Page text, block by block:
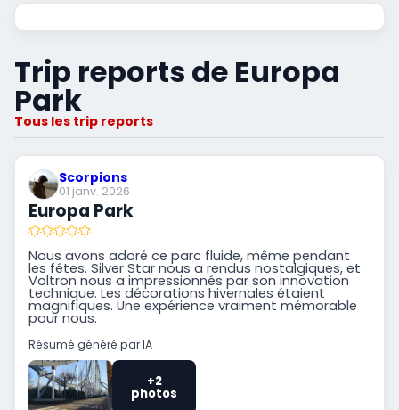
Trip reports de Europa
Park
Tous les trip reports
Scorpions
01 janv. 2026
Europa Park
Nous avons adoré ce parc fluide, même pendant
les fêtes. Silver Star nous a rendus nostalgiques, et
Voltron nous a impressionnés par son innovation
technique. Les décorations hivernales étaient
magnifiques. Une expérience vraiment mémorable
pour nous.
Résumé généré par IA
+2
photos